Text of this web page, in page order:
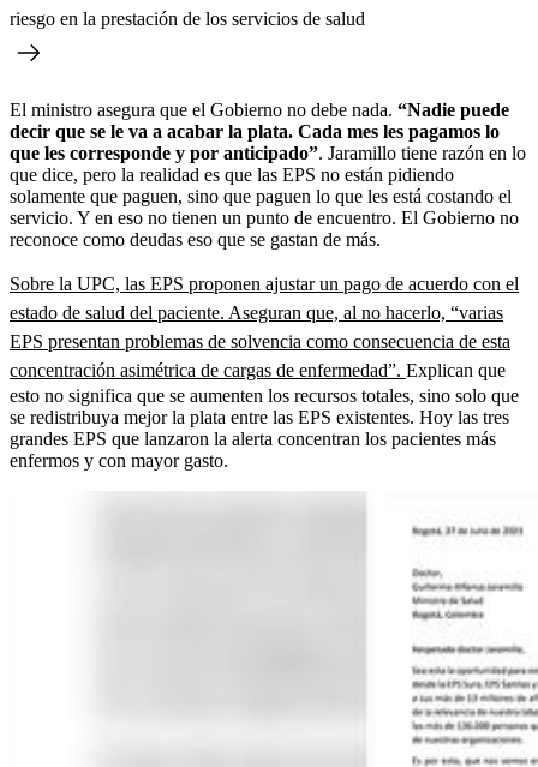
riesgo en la prestación de los servicios de salud
El ministro asegura que el Gobierno no debe nada. “Nadie puede
decir que se le va a acabar la plata. Cada mes les pagamos lo
que les corresponde y por anticipado”. Jaramillo tiene razón en lo
que dice, pero la realidad es que las EPS no están pidiendo
solamente que paguen, sino que paguen lo que les está costando el
servicio. Y en eso no tienen un punto de encuentro. El Gobierno no
reconoce como deudas eso que se gastan de más.
Sobre la UPC, las EPS proponen ajustar un pago de acuerdo con el
estado de salud del paciente. Aseguran que, al no hacerlo, “varias
EPS presentan problemas de solvencia como consecuencia de esta
concentración asimétrica de cargas de enfermedad”. Explican que
esto no significa que se aumenten los recursos totales, sino solo que
se redistribuya mejor la plata entre las EPS existentes. Hoy las tres
grandes EPS que lanzaron la alerta concentran los pacientes más
enfermos y con mayor gasto.